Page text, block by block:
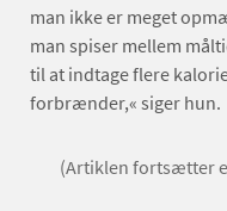
man ikke er meget
man spiser mellem
til at indtage flere
forbrænder,« siger hun.
(Artiklen fortsætter